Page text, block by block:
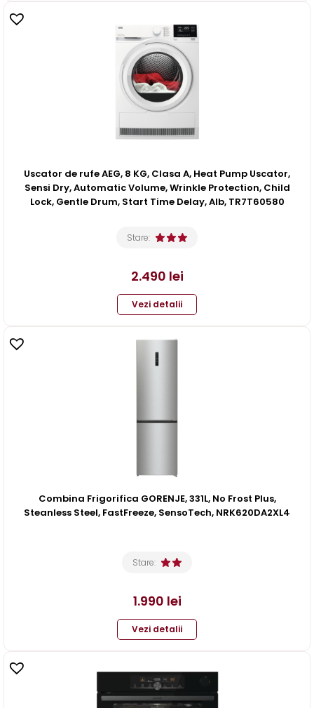
Uscator de rufe AEG, 8 KG, Clasa A, Heat Pump Uscator,
Sensi Dry, Automatic Volume, Wrinkle Protection, Child
Lock, Gentle Drum, Start Time Delay, Alb, TR7T60580
Stare:
2.490 lei
Vezi detalii
Combina Frigorifica GORENJE, 331L, No Frost Plus,
Steanless Steel, FastFreeze, SensoTech, NRK620DA2XL4
Stare:
1.990 lei
Vezi detalii